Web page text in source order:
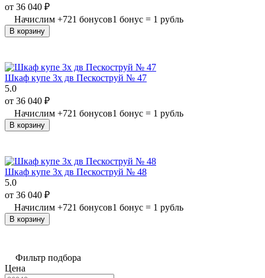
от 36 040 ₽
Начислим +721 бонусов1 бонус = 1 рубль
В корзину
Шкаф купе 3х дв Пескоструй № 47
5.0
от 36 040 ₽
Начислим +721 бонусов1 бонус = 1 рубль
В корзину
Шкаф купе 3х дв Пескоструй № 48
5.0
от 36 040 ₽
Начислим +721 бонусов1 бонус = 1 рубль
В корзину
Фильтр подбора
Цена